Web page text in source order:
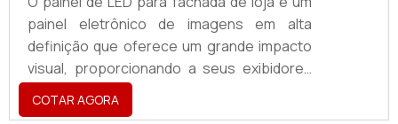
painel eletrônico de imagens em alta
definição que oferece um grande impacto
visual, proporcionando a seus exibidores
uma maior visibilidade à sua marca, ao
ponto de fazer que o lucro vindo do painel
COTAR AGORA